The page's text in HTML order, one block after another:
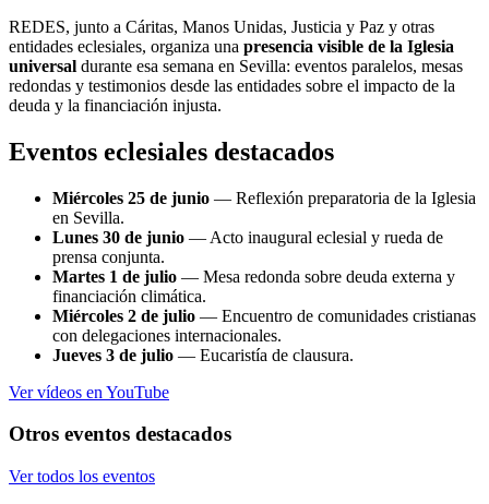
REDES, junto a Cáritas, Manos Unidas, Justicia y Paz y otras
entidades eclesiales, organiza una presencia visible de la Iglesia
universal durante esa semana en Sevilla: eventos paralelos, mesas
redondas y testimonios desde las entidades sobre el impacto de la
deuda y la financiación injusta.
Eventos eclesiales destacados
Miércoles 25 de junio — Reflexión preparatoria de la Iglesia
en Sevilla.
Lunes 30 de junio — Acto inaugural eclesial y rueda de
prensa conjunta.
Martes 1 de julio — Mesa redonda sobre deuda externa y
financiación climática.
Miércoles 2 de julio — Encuentro de comunidades cristianas
con delegaciones internacionales.
Jueves 3 de julio — Eucaristía de clausura.
Ver vídeos en YouTube
Otros eventos destacados
Ver todos los eventos